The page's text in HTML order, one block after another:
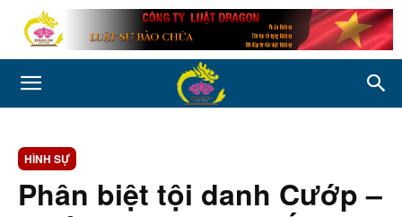
HÌNH SỰ
Phân biệt tội danh Cướp –